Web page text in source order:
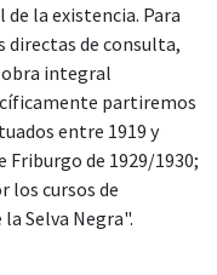
la existencia. Para
de consulta,
integral
partiremos
entre 1919 y
Friburgo de 1929/1930;
los cursos de
Selva Negra".